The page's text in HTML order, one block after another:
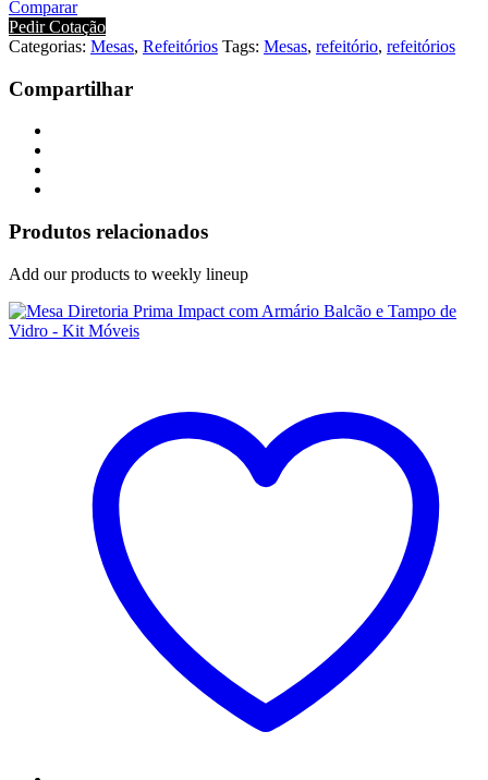
Comparar
Pedir Cotação
Categorias: Mesas, Refeitórios Tags: Mesas, refeitório, refeitórios
Compartilhar
Produtos relacionados
Add our products to weekly lineup